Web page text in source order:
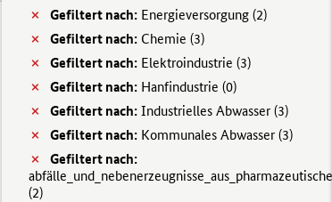
Gefiltert nach: Energieversorgung (2)
Gefiltert nach: Chemie (3)
Gefiltert nach: Elektroindustrie (3)
Gefiltert nach: Hanfindustrie (0)
Gefiltert nach: Industrielles Abwasser (3)
Gefiltert nach: Kommunales Abwasser (3)
Gefiltert nach:
(2)